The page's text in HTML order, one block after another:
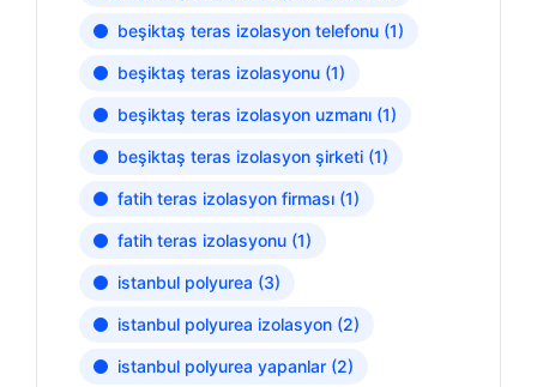
beşiktaş teras izolasyon telefonu (1)
beşiktaş teras izolasyonu (1)
beşiktaş teras izolasyon uzmanı (1)
beşiktaş teras izolasyon şirketi (1)
fatih teras izolasyon firması (1)
fatih teras izolasyonu (1)
istanbul polyurea (3)
istanbul polyurea izolasyon (2)
istanbul polyurea yapanlar (2)